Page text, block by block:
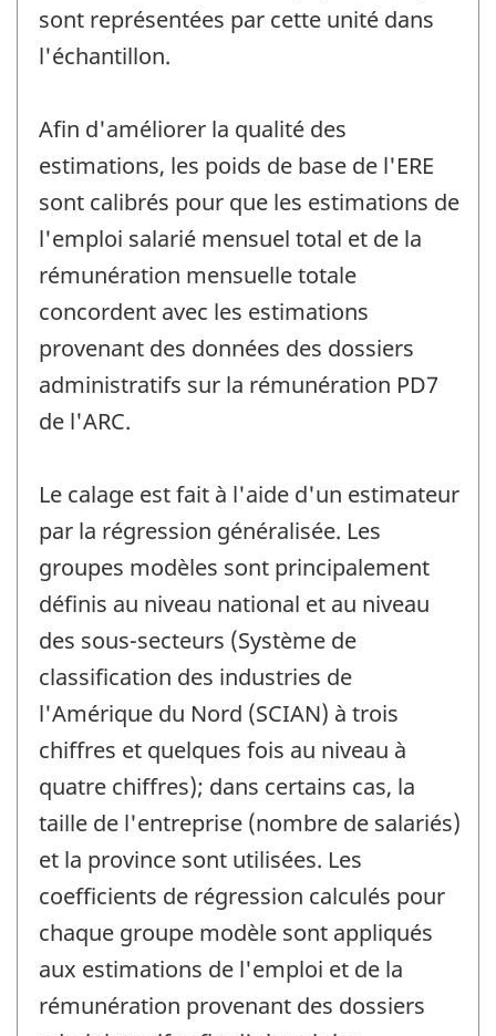
sont représentées par cette unité dans
l'échantillon.
Afin d'améliorer la qualité des
estimations, les poids de base de l'ERE
sont calibrés pour que les estimations de
l'emploi salarié mensuel total et de la
rémunération mensuelle totale
concordent avec les estimations
provenant des données des dossiers
administratifs sur la rémunération PD7
de l'ARC.
Le calage est fait à l'aide d'un estimateur
par la régression généralisée. Les
groupes modèles sont principalement
définis au niveau national et au niveau
des sous-secteurs (Système de
classification des industries de
l'Amérique du Nord (SCIAN) à trois
chiffres et quelques fois au niveau à
quatre chiffres); dans certains cas, la
taille de l'entreprise (nombre de salariés)
et la province sont utilisées. Les
coefficients de régression calculés pour
chaque groupe modèle sont appliqués
aux estimations de l'emploi et de la
rémunération provenant des dossiers